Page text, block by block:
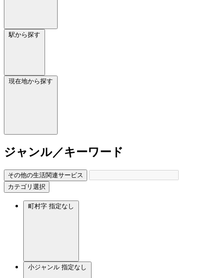
駅から探す
現在地から探す
ジャンル／キーワード
その他の生活関連サービス
カテゴリ選択
町村字 指定なし
小ジャンル 指定なし